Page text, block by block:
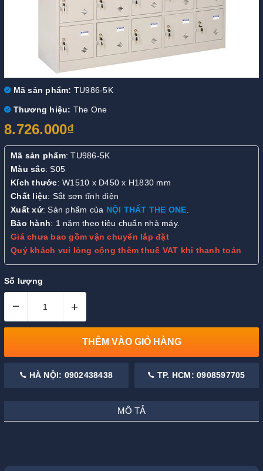
Mã sản phẩm: TU986-5K
Thương hiệu: The One
8.726.000₫
Mã sản phẩm: TU986-5K
Màu sắc: S05
Kích thước: W1510 x D450 x H1830 mm
Chất liệu: Sắt sơn tĩnh điện
Xuất xứ: Sản phẩm của NỘI THẤT THE ONE.
Bảo hành: 1 năm theo tiêu chuẩn nhà máy.
Giá chưa bao gồm vận chuyển lắp đặt
Quý khách vui lòng cộng thêm thuế VAT khi thanh toán
Số lượng
– +
THÊM VÀO GIỎ HÀNG
HÀ NỘI: 0902438438 TP. HCM: 0908597705
MÔ TẢ